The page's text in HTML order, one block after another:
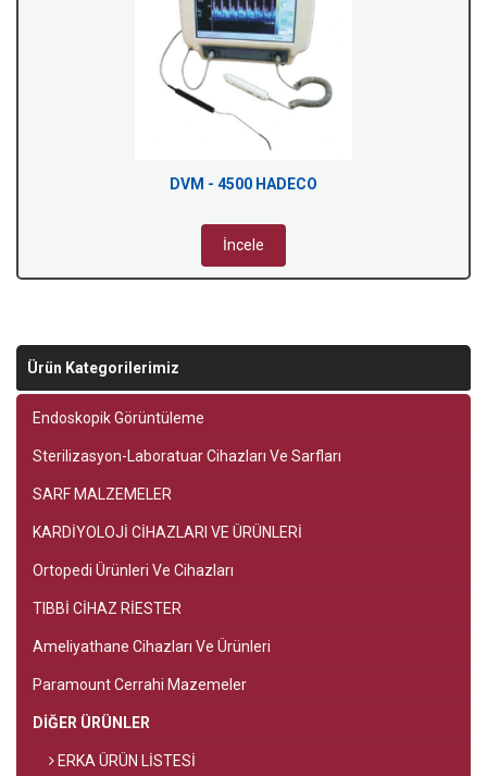
DVM - 4500 HADECO
İncele
Ürün Kategorilerimiz
Endoskopik Görüntüleme
Sterilizasyon-Laboratuar Cihazları Ve Sarfları
SARF MALZEMELER
KARDİYOLOJİ CİHAZLARI VE ÜRÜNLERİ
Ortopedi Ürünleri Ve Cihazları
TIBBİ CİHAZ RİESTER
Ameliyathane Cihazları Ve Ürünleri
Paramount Cerrahi Mazemeler
DİĞER ÜRÜNLER
ERKA ÜRÜN LİSTESİ